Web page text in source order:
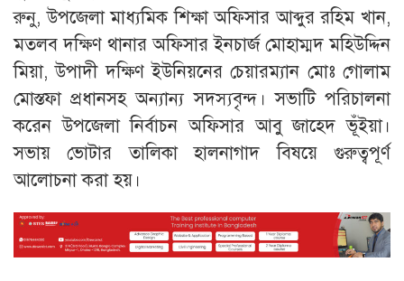
রুনু, উপজেলা মাধ্যমিক শিক্ষা অফিসার আব্দুর রহিম খান,
মতলব দক্ষিণ থানার অফিসার ইনচার্জ মোহাম্মদ মহিউদ্দিন
মিয়া, উপাদী দক্ষিণ ইউনিয়নের চেয়ারম্যান মোঃ গোলাম
মোস্তফা প্রধানসহ অন্যান্য সদস্যবৃন্দ। সভাটি পরিচালনা
করেন উপজেলা নির্বাচন অফিসার আবু জাহেদ ভূঁইয়া।
সভায় ভোটার তালিকা হালনাগাদ বিষয়ে গুরুত্বপূর্ণ
আলোচনা করা হয়।